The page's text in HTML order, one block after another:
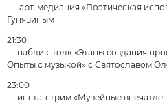
— арт-медиация «Поэтическая
Гунявиным
21:30
— паблик-толк «Этапы создания
Опыты с музыкой» с Святославом
23:00
— инста-стрим «Музейные